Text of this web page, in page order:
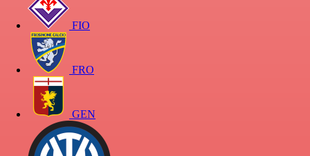
FIO
FRO
GEN